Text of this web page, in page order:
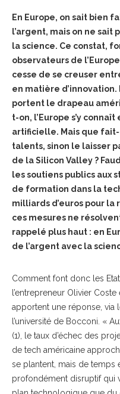
En Europe, on sait bien
l’argent, mais on ne sait
la science. Ce constat,
observateurs de
cesse de se creuser
en matière d’innovation.
portent le drapeau
t-on, l’Europe s’y
artificielle. Mais que
talents, sinon le laisser
de la Silicon Valley ?
les soutiens publics aux
de formation dans la
milliards d’euros pour la
ces mesures ne
rappelé plus haut : en
de l’argent avec la
Comment font donc les
l’entrepreneur Olivier
apportent une réponse, via
l’université de Bocconi. «
(1), le taux d’échec des
de tech américaine
se plantent, mais de temps
profondément disruptif qui